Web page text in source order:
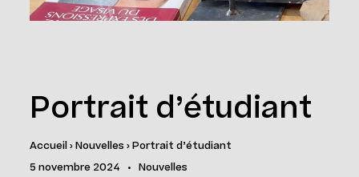
Portrait d’étudiant
Accueil›Nouvelles ›Portrait d’étudiant
5 novembre 2024
• Nouvelles